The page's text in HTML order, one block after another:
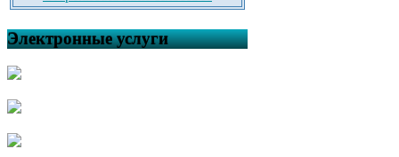
Электронные услуги